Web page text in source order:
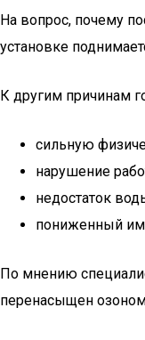
На вопрос, почему
установке
К другим причинам
сильную
нарушение
недостаток
пониженный
По мнению
перенасыщен